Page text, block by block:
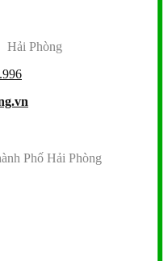
Hải Phòng
Phố Hải Phòng